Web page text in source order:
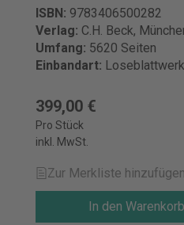
Produktsicherheit
für die EU: Verlag C.H.Beck
KG Wilhelmstr. 9 80801
Deutschland
Fortsetzungsbezug
ISBN: 9783406500282
Verlag: C.H. Beck,
Umfang: 5620 Seiten
Einbandart: Loseblattwerk
399,00 €
Pro Stück
inkl. MwSt.
Zur Merkliste hinzufügen
In den Warenkorb